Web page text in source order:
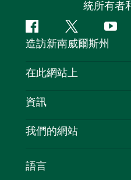
統所有者
Facebook嘰
嘰
喳
造訪新南威爾斯州
聯絡我們
隱私
Cookie 通知
在此網站上
目的地
新南威爾斯州公路旅行
活動
資訊
旅行資訊
新南威爾斯的商業
我們的網站
語言